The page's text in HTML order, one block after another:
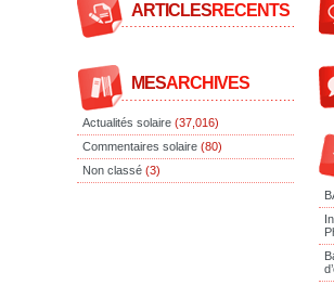
ARTICLESRECENTS
MESARCHIVES
Actualités solaire (37,016)
Commentaires solaire (80)
Non classé (3)